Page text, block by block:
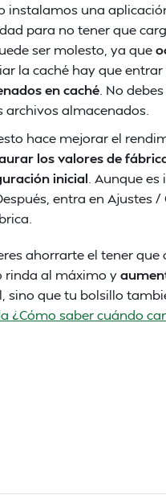
instalamos una
para no tener que
ser molesto, ya que
la caché hay que
en caché . No
almacenados.
hace mejorar el
los valores de
inicial . Aunque
entra en Ajustes
ahorrarte el tener que
rinda al máximo y
sino que tu bolsillo
¿Cómo saber cuándo